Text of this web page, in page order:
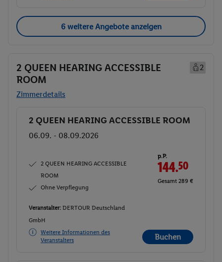
6 weitere Angebote anzeigen
2 QUEEN HEARING ACCESSIBLE
ROOM
2
Zimmerdetails
Buchen
2 QUEEN HEARING ACCESSIBLE ROOM
06.09. - 08.09.2026
2 QUEEN HEARING ACCESSIBLE
ROOM
Ohne Verpflegung
p.P.
144.50
Gesamt 289 €
Veranstalter: DERTOUR Deutschland
GmbH
Weitere Informationen des
Veranstalters
Buchen